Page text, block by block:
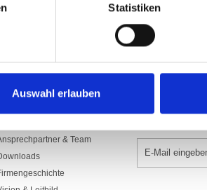
Statistiken
Auswahl erlauben
& Team
NEWSLETTER